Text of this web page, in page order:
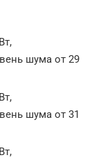
шума от 29
шума от 31